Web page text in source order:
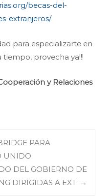
becas-del-
extranjeros/
para especializarte en
tiempo, provecha ya!!!
y Relaciones
PARA
UNIDO
DEL GOBIERNO DE
DIRIGIDAS A EXT. →